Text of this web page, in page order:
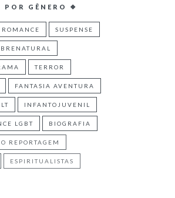
POR GÊNERO ❖
ROMANCE SUSPENSE
TERROR
FANTASIA AVENTURA
INFANTOJUVENIL
LGBT BIOGRAFIA
REPORTAGEM
ESPIRITUALISTAS